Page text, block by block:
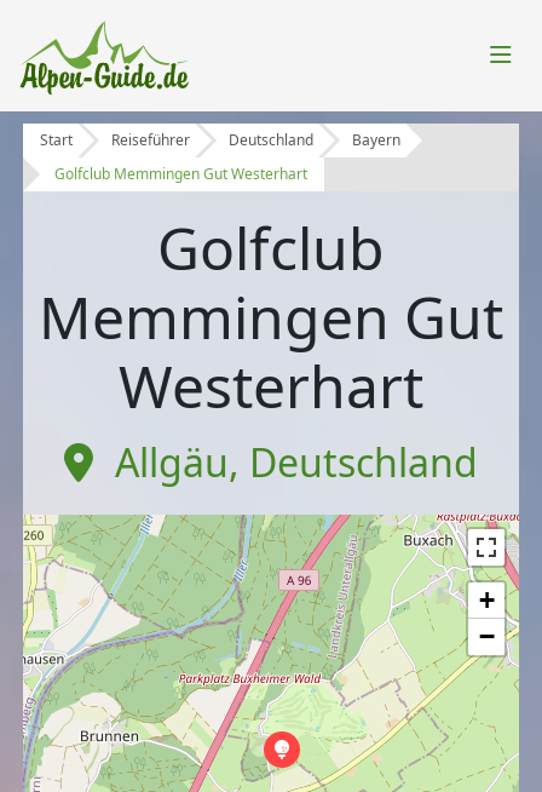
Start Reiseführer Deutschland
Bayern
Golfclub Memmingen Gut Westerhart
Golfclub
Memmingen Gut
Westerhart
Allgäu, Deutschland
+
−